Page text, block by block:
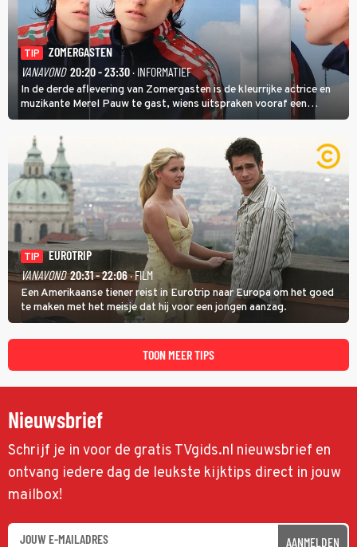
TIP
ZOMERGASTEN
VANAVOND 20:20 - 23:30· INFORMATIEF
In de derde aflevering van Zomergasten is de kleurrijke actrice en
muzikante Merel Pauw te gast, wiens uitspraken vooraf een
boeiende avond beloven: 'Mijn ideale televisieavond is zoals mijn
identiteit: grenzeloos, absurd en vol angsten'.
TIP
EUROTRIP
VANAVOND 20:31 - 22:06· FILM
Een Amerikaanse tiener reist in Eurotrip naar Europa om het goed
te maken met het meisje dat hij voor een jongen aanzag.
TOON MEER TIPS
Nieuwsbrief
Schrijf je in voor de gratis TVgids.nl nieuwsbrief en
ontvang iedere dag de leukste kijktips direct in jouw
mailbox!
AANMELDEN